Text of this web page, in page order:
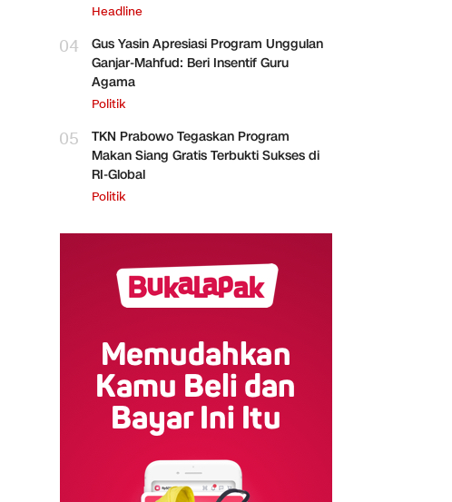
Headline
04
Gus Yasin Apresiasi Program Unggulan
Ganjar-Mahfud: Beri Insentif Guru
Agama
Politik
05
TKN Prabowo Tegaskan Program
Makan Siang Gratis Terbukti Sukses di
RI-Global
Politik